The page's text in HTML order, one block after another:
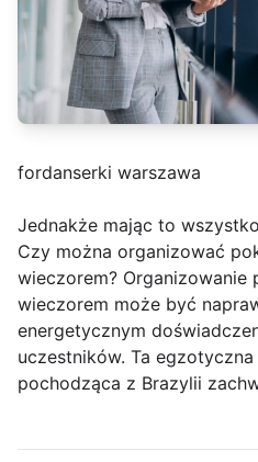
fordanserki warszawa
Jednakże mając to
Czy można organizować
wieczorem? Organizowanie
wieczorem może być
energetycznym
uczestników. Ta
pochodząca z Brazylii